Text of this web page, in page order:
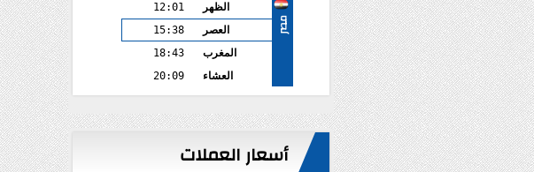
مصر
الظهر
12:01
العصر
15:38
المغرب
18:43
العشاء
20:09
أسعار العملات